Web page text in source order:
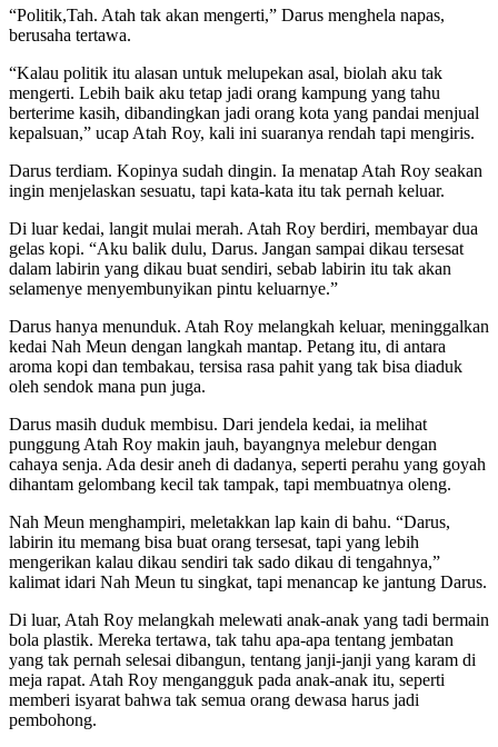
“Politik,Tah. Atah tak akan mengerti,” Darus menghela napas,
berusaha tertawa.
“Kalau politik itu alasan untuk melupekan asal, biolah aku tak
mengerti. Lebih baik aku tetap jadi orang kampung yang tahu
berterime kasih, dibandingkan jadi orang kota yang pandai menjual
kepalsuan,” ucap Atah Roy, kali ini suaranya rendah tapi mengiris.
Darus terdiam. Kopinya sudah dingin. Ia menatap Atah Roy seakan
ingin menjelaskan sesuatu, tapi kata-kata itu tak pernah keluar.
Di luar kedai, langit mulai merah. Atah Roy berdiri, membayar dua
gelas kopi. “Aku balik dulu, Darus. Jangan sampai dikau tersesat
dalam labirin yang dikau buat sendiri, sebab labirin itu tak akan
selamenye menyembunyikan pintu keluarnye.”
Darus hanya menunduk. Atah Roy melangkah keluar, meninggalkan
kedai Nah Meun dengan langkah mantap. Petang itu, di antara
aroma kopi dan tembakau, tersisa rasa pahit yang tak bisa diaduk
oleh sendok mana pun juga.
Darus masih duduk membisu. Dari jendela kedai, ia melihat
punggung Atah Roy makin jauh, bayangnya melebur dengan
cahaya senja. Ada desir aneh di dadanya, seperti perahu yang goyah
dihantam gelombang kecil tak tampak, tapi membuatnya oleng.
Nah Meun menghampiri, meletakkan lap kain di bahu. “Darus,
labirin itu memang bisa buat orang tersesat, tapi yang lebih
mengerikan kalau dikau sendiri tak sado dikau di tengahnya,”
kalimat idari Nah Meun tu singkat, tapi menancap ke jantung Darus.
Di luar, Atah Roy melangkah melewati anak-anak yang tadi bermain
bola plastik. Mereka tertawa, tak tahu apa-apa tentang jembatan
yang tak pernah selesai dibangun, tentang janji-janji yang karam di
meja rapat. Atah Roy mengangguk pada anak-anak itu, seperti
memberi isyarat bahwa tak semua orang dewasa harus jadi
pembohong.